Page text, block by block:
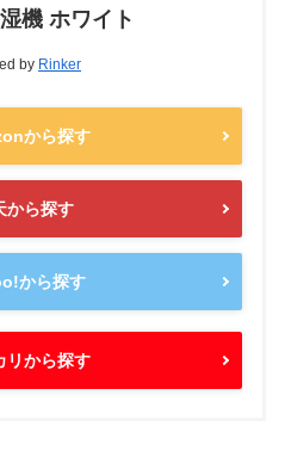
機 ホワイト
by Rinker
から探す
から探す
から探す
リから探す